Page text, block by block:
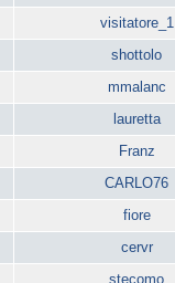
visitatore_1
shottolo
mmalanc
lauretta
Franz
CARLO76
fiore
cervr
stecomo